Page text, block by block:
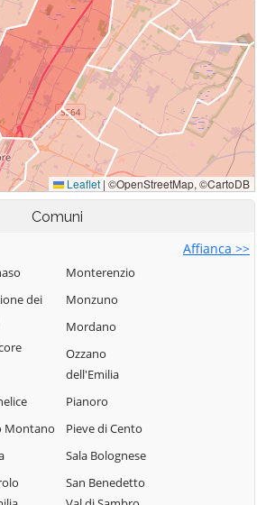
Comuni
Affianca >>
dei
Montano
Monterenzio
Monzuno
Mordano
Ozzano
dell'Emilia
Pianoro
Pieve di Cento
Sala Bolognese
San Benedetto